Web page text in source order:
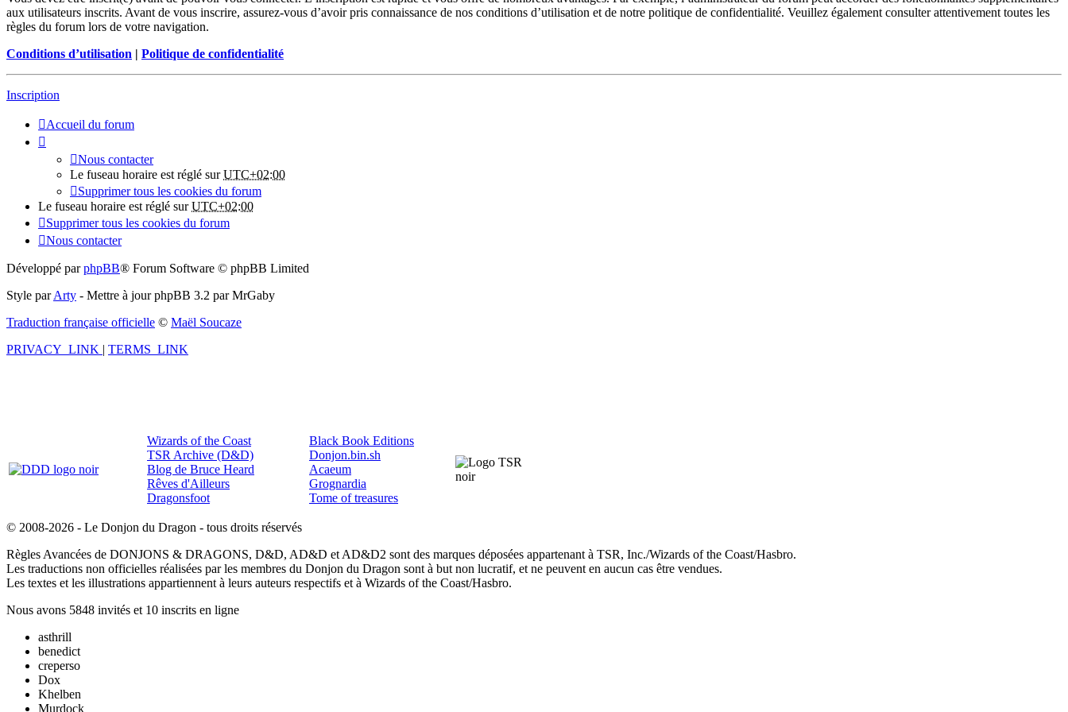
aux utilisateurs inscrits. Avant de vous inscrire, assurez-vous d’avoir pris connaissance de nos conditions d’utilisation et de notre politique de confidentialité. Veuillez également consulter attentivement toutes les
règles du forum lors de votre navigation.
Conditions d’utilisation | Politique de confidentialité
Inscription
Accueil du forum
Nous contacter
Le fuseau horaire est réglé surUTC+02:00
Supprimer tous les cookies du forum
Le fuseau horaire est réglé surUTC+02:00
Supprimer tous les cookies du forum
Nous contacter
Développé parphpBB® Forum Software © phpBB Limited
Style parArty - Mettre à jour phpBB 3.2 par MrGaby
Traduction française officielle © Maël Soucaze
PRIVACY_LINK | TERMS_LINK
Wizards of the Coast
TSR Archive (D&D)
Blog de Bruce Heard
Rêves d'Ailleurs
Dragonsfoot
Black Book Editions
Donjon.bin.sh
Acaeum
Grognardia
Tome of treasures
© 2008-2026 - Le Donjon du Dragon - tous droits réservés
Règles Avancées de DONJONS & DRAGONS, D&D, AD&D et AD&D2 sont des marques déposées appartenant à TSR, Inc./Wizards of the Coast/Hasbro.
Les traductions non officielles réalisées par les membres du Donjon du Dragon sont à but non lucratif, et ne peuvent en aucun cas être vendues.
Les textes et les illustrations appartiennent à leurs auteurs respectifs et à Wizards of the Coast/Hasbro.
Nous avons 5848 invités et 10 inscrits en ligne
asthrill
benedict
creperso
Dox
Khelben
Murdock